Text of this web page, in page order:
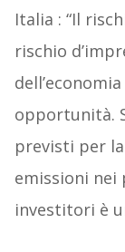
Italia : “Il
rischio
opportunità.
previsti per
emissioni nei
investitori è